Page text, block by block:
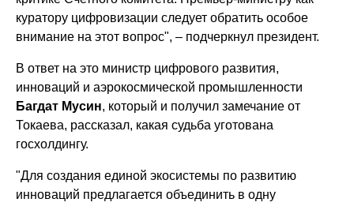
куратору цифровизации следует обратить особое
внимание на этот вопрос", – подчеркнул президент.
В ответ на это министр цифрового развития,
инноваций и аэрокосмической промышленности
Багдат Мусин, который и получил замечание от
Токаева, рассказал, какая судьба уготована
госхолдингу.
"Для создания единой экосистемы по развитию
инноваций предлагается объединить в одну